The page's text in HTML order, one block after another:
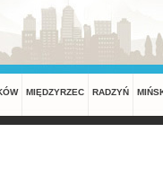
MIĘDZYRZEC RADZYŃ